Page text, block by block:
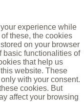
experience while
these, the cookies
on your browser
basic functionalities of
that help us
website. These
with your consent.
cookies. But
affect your browsing